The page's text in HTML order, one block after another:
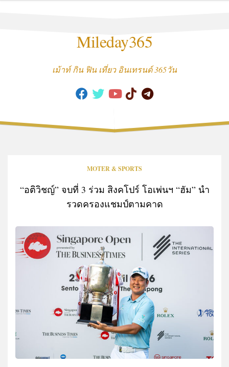
Mileday365
เม้าท์ กิน ฟิน เที่ยว อินเทรนด์ 365วัน
MOTER & SPORTS
“อติวิชญ์” จบที่ 3 ร่วม สิงคโปร์ โอเพ่นฯ “ฮัม” นำ
รวดครองแชมป์ตามคาด